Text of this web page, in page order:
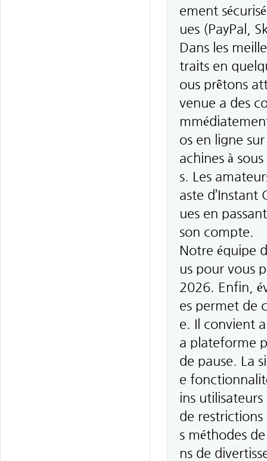
ement
ues (PayPal,
Dans les
traits en
ous prêtons
venue a des
os en ligne
achines à
s. Les
aste d’Instant
ues en
son compte.
Notre équipe
us pour vous
2026. Enfin,
es permet de
e. Il convient
a plateforme
de pause. La
e
ins
de
s méthodes
ns de